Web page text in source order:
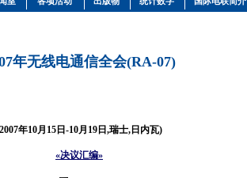
年无线电通信全会(RA-07)
年10月15日-10月19日,瑞士,日内瓦)
«决议汇编»